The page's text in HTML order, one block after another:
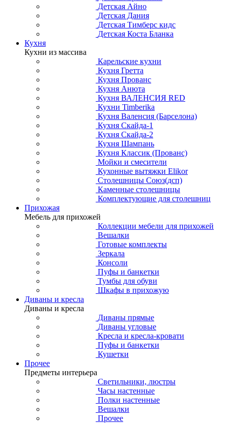
Детская Айно
Детская Дания
Детская Тимберс кидс
Детская Коста Бланка
Кухня
Кухни из массива
Карельские кухни
Кухня Гретта
Кухня Прованс
Кухня Анюта
Кухня ВАЛЕНСИЯ RED
Кухни Timberika
Кухня Валенсия (Барселона)
Кухня Скайда-1
Кухня Скайда-2
Кухня Шампань
Кухня Классик (Прованс)
Мойки и смесители
Кухонные вытяжки Elikor
Столешницы Союз(дсп)
Каменные столешницы
Комплектующие для столешниц
Прихожая
Мебель для прихожей
Коллекции мебели для прихожей
Вешалки
Готовые комплекты
Зеркала
Консоли
Пуфы и банкетки
Тумбы для обуви
Шкафы в прихожую
Диваны и кресла
Диваны и кресла
Диваны прямые
Диваны угловые
Кресла и кресла-кровати
Пуфы и банкетки
Кушетки
Прочее
Предметы интерьера
Светильники, люстры
Часы настенные
Полки настенные
Вешалки
Прочее